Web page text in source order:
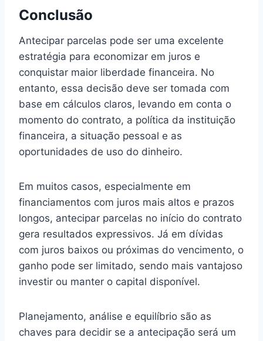
Conclusão
Antecipar parcelas pode ser uma excelente
estratégia para economizar em juros e
conquistar maior liberdade financeira. No
entanto, essa decisão deve ser tomada com
base em cálculos claros, levando em conta o
momento do contrato, a política da instituição
financeira, a situação pessoal e as
oportunidades de uso do dinheiro.
Em muitos casos, especialmente em
financiamentos com juros mais altos e prazos
longos, antecipar parcelas no início do contrato
gera resultados expressivos. Já em dívidas
com juros baixos ou próximas do vencimento, o
ganho pode ser limitado, sendo mais vantajoso
investir ou manter o capital disponível.
Planejamento, análise e equilíbrio são as
chaves para decidir se a antecipação será um